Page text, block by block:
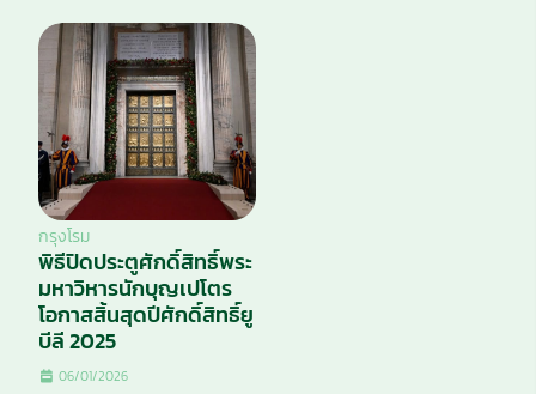
กรุงโรม
พิธีปิดประตูศักดิ์สิทธิ์พระ
มหาวิหารนักบุญเปโตร
โอกาสสิ้นสุดปีศักดิ์สิทธิ์ยู
บีลี 2025
06/01/2026